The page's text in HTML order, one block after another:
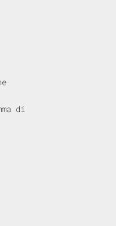
di